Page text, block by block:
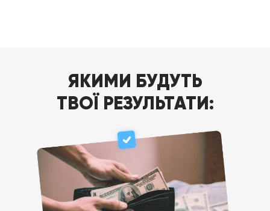
ЯКИМИ БУДУТЬ
ТВОЇ РЕЗУЛЬТАТИ: